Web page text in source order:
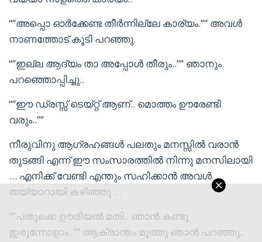
“”അപ്പൊ ഓർക്കേണ്ട തീർന്നില്ലേ കാര്യം.”” അവൾ
നാണത്തോട് കൂടി പറഞ്ഞു.
“”ഇല്ല ആദ്യം താ അപ്പോൾ തീരും..”” ഞാനും
പറഞ്ഞൊപ്പിച്ചു..
“”ഈ ഡ്രസ്സ് ടെയ്റ്റ് ആണ്.. മൊത്തം ഊരേണ്ടി
വരും..””
നീരുവിനു ആഗ്രഹങ്ങൾ പലതും മനസ്സിൽ വരാൻ
തുടങ്ങി എന്ന് ഈ സംസാരത്തിൽ നിന്നു മനസിലായി
… എനിക്ക് വേണ്ടി എന്തും സഹിക്കാൻ അവൾ
തയ്യാറായി കഴിഞ്ഞു …
“”പതുക്കെ ഊരിയൽ മതി.. ഞാൻ കണ്ടു
ഇരുന്നോളാം..”” ആക്രാന്തം മൂത്തു ഞാൻ പറഞ്ഞു..